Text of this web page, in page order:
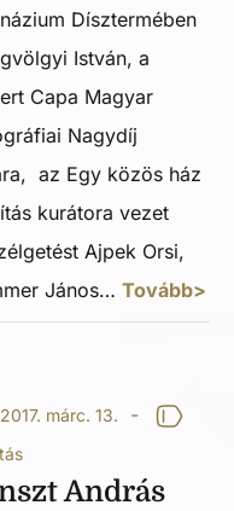
Dísztermében
István, a
Capa Magyar
Nagydíj
az Egy közös ház
kurátora vezet
Ajpek Orsi,
János… Tovább>
2017. márc. 13. -
András